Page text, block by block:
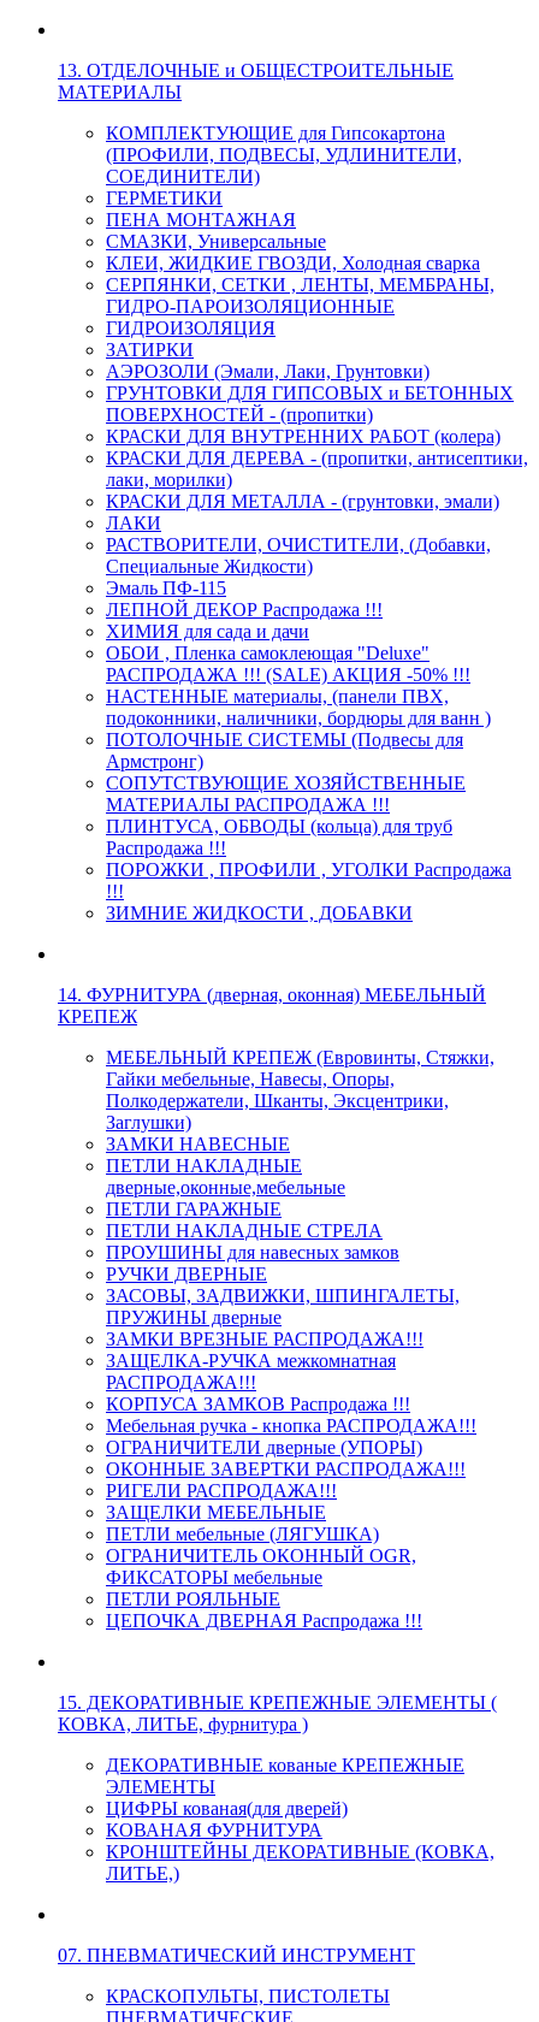
13. ОТДЕЛОЧНЫЕ и ОБЩЕСТРОИТЕЛЬНЫЕ
МАТЕРИАЛЫ
КОМПЛЕКТУЮЩИЕ для Гипсокартона
(ПРОФИЛИ, ПОДВЕСЫ, УДЛИНИТЕЛИ,
СОЕДИНИТЕЛИ)
ГЕРМЕТИКИ
ПЕНА МОНТАЖНАЯ
СМАЗКИ, Универсальные
КЛЕИ, ЖИДКИЕ ГВОЗДИ, Холодная сварка
СЕРПЯНКИ, СЕТКИ , ЛЕНТЫ, МЕМБРАНЫ,
ГИДРО-ПАРОИЗОЛЯЦИОННЫЕ
ГИДРОИЗОЛЯЦИЯ
ЗАТИРКИ
АЭРОЗОЛИ (Эмали, Лаки, Грунтовки)
ГРУНТОВКИ ДЛЯ ГИПСОВЫХ и БЕТОННЫХ
ПОВЕРХНОСТЕЙ - (пропитки)
КРАСКИ ДЛЯ ВНУТРЕННИХ РАБОТ (колера)
КРАСКИ ДЛЯ ДЕРЕВА - (пропитки, антисептики,
лаки, морилки)
КРАСКИ ДЛЯ МЕТАЛЛА - (грунтовки, эмали)
ЛАКИ
РАСТВОРИТЕЛИ, ОЧИСТИТЕЛИ, (Добавки,
Специальные Жидкости)
Эмаль ПФ-115
ЛЕПНОЙ ДЕКОР Распродажа !!!
ХИМИЯ для сада и дачи
ОБОИ , Пленка самоклеющая "Deluxe"
РАСПРОДАЖА !!! (SALE) АКЦИЯ -50% !!!
НАСТЕННЫЕ материалы, (панели ПВХ,
подоконники, наличники, бордюры для ванн )
ПОТОЛОЧНЫЕ СИСТЕМЫ (Подвесы для
Армстронг)
СОПУТСТВУЮЩИЕ ХОЗЯЙСТВЕННЫЕ
МАТЕРИАЛЫ РАСПРОДАЖА !!!
ПЛИНТУСА, ОБВОДЫ (кольца) для труб
Распродажа !!!
ПОРОЖКИ , ПРОФИЛИ , УГОЛКИ Распродажа
!!!
ЗИМНИЕ ЖИДКОСТИ , ДОБАВКИ
14. ФУРНИТУРА (дверная, оконная) МЕБЕЛЬНЫЙ
КРЕПЕЖ
МЕБЕЛЬНЫЙ КРЕПЕЖ (Евровинты, Стяжки,
Гайки мебельные, Навесы, Опоры,
Полкодержатели, Шканты, Эксцентрики,
Заглушки)
ЗАМКИ НАВЕСНЫЕ
ПЕТЛИ НАКЛАДНЫЕ
дверные,оконные,мебельные
ПЕТЛИ ГАРАЖНЫЕ
ПЕТЛИ НАКЛАДНЫЕ СТРЕЛА
ПРОУШИНЫ для навесных замков
РУЧКИ ДВЕРНЫЕ
ЗАСОВЫ, ЗАДВИЖКИ, ШПИНГАЛЕТЫ,
ПРУЖИНЫ дверные
ЗАМКИ ВРЕЗНЫЕ РАСПРОДАЖА!!!
ЗАЩЕЛКА-РУЧКА межкомнатная
РАСПРОДАЖА!!!
КОРПУСА ЗАМКОВ Распродажа !!!
Мебельная ручка - кнопка РАСПРОДАЖА!!!
ОГРАНИЧИТЕЛИ дверные (УПОРЫ)
ОКОННЫЕ ЗАВЕРТКИ РАСПРОДАЖА!!!
РИГЕЛИ РАСПРОДАЖА!!!
ЗАЩЕЛКИ МЕБЕЛЬНЫЕ
ПЕТЛИ мебельные (ЛЯГУШКА)
ОГРАНИЧИТЕЛЬ ОКОННЫЙ OGR,
ФИКСАТОРЫ мебельные
ПЕТЛИ РОЯЛЬНЫЕ
ЦЕПОЧКА ДВЕРНАЯ Распродажа !!!
15. ДЕКОРАТИВНЫЕ КРЕПЕЖНЫЕ ЭЛЕМЕНТЫ (
КОВКА, ЛИТЬЕ, фурнитура )
ДЕКОРАТИВНЫЕ кованые КРЕПЕЖНЫЕ
ЭЛЕМЕНТЫ
ЦИФРЫ кованая(для дверей)
КОВАНАЯ ФУРНИТУРА
КРОНШТЕЙНЫ ДЕКОРАТИВНЫЕ (КОВКА,
ЛИТЬЕ,)
07. ПНЕВМАТИЧЕСКИЙ ИНСТРУМЕНТ
КРАСКОПУЛЬТЫ, ПИСТОЛЕТЫ
ПНЕВМАТИЧЕСКИЕ